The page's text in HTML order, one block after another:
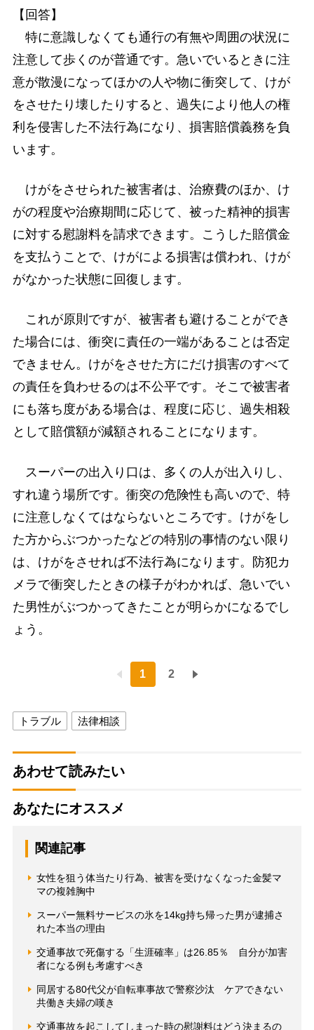
【回答】
特に意識しなくても通行の有無や周囲の状況に
注意して歩くのが普通です。急いでいるときに注
意が散漫になってほかの人や物に衝突して、けが
をさせたり壊したりすると、過失により他人の権
利を侵害した不法行為になり、損害賠償義務を負
います。
けがをさせられた被害者は、治療費のほか、け
がの程度や治療期間に応じて、被った精神的損害
に対する慰謝料を請求できます。こうした賠償金
を支払うことで、けがによる損害は償われ、けが
がなかった状態に回復します。
これが原則ですが、被害者も避けることができ
た場合には、衝突に責任の一端があることは否定
できません。けがをさせた方にだけ損害のすべて
の責任を負わせるのは不公平です。そこで被害者
にも落ち度がある場合は、程度に応じ、過失相殺
として賠償額が減額されることになります。
スーパーの出入り口は、多くの人が出入りし、
すれ違う場所です。衝突の危険性も高いので、特
に注意しなくてはならないところです。けがをし
た方からぶつかったなどの特別の事情のない限り
は、けがをさせれば不法行為になります。防犯カ
メラで衝突したときの様子がわかれば、急いでい
た男性がぶつかってきたことが明らかになるでし
ょう。
1 2
トラブル 法律相談
あわせて読みたい
あなたにオススメ
関連記事
女性を狙う体当たり行為、被害を受けなくなった金髪マ
マの複雑胸中
スーパー無料サービスの氷を14kg持ち帰った男が逮捕さ
れた本当の理由
交通事故で死傷する「生涯確率」は26.85％ 自分が加害
者になる例も考慮すべき
同居する80代父が自転車事故で警察沙汰 ケアできない
共働き夫婦の嘆き
交通事故を起こしてしまった時の慰謝料はどう決まるの